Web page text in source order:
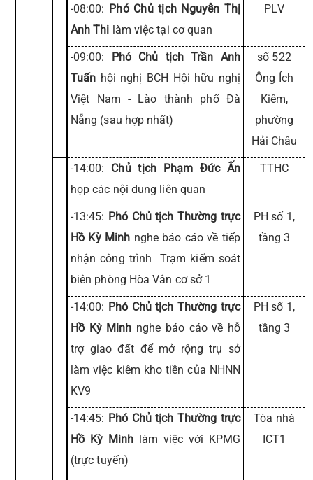
-08:00: Phó Chủ tịch Nguyễn Thị
Anh Thi làm việc tại cơ quan
PLV
-09:00: Phó Chủ tịch Trần Anh
Tuấn hội nghị BCH Hội hữu nghị
Việt Nam - Lào thành phố Đà
Nẵng (sau hợp nhất)
số 522
Ông Ích
Kiêm,
phường
Hải Châu
-14:00: Chủ tịch Phạm Đức Ấn
họp các nội dung liên quan
TTHC
-13:45: Phó Chủ tịch Thường trực
Hồ Kỳ Minh nghe báo cáo về tiếp
nhận công trình Trạm kiểm soát
biên phòng Hòa Vân cơ sở 1
PH số 1,
tầng 3
-14:00: Phó Chủ tịch Thường trực
Hồ Kỳ Minh nghe báo cáo về hỗ
trợ giao đất để mở rộng trụ sở
làm việc kiêm kho tiền của NHNN
KV9
PH số 1,
tầng 3
-14:45: Phó Chủ tịch Thường trực
Hồ Kỳ Minh làm việc với KPMG
(trực tuyến)
Tòa nhà
ICT1